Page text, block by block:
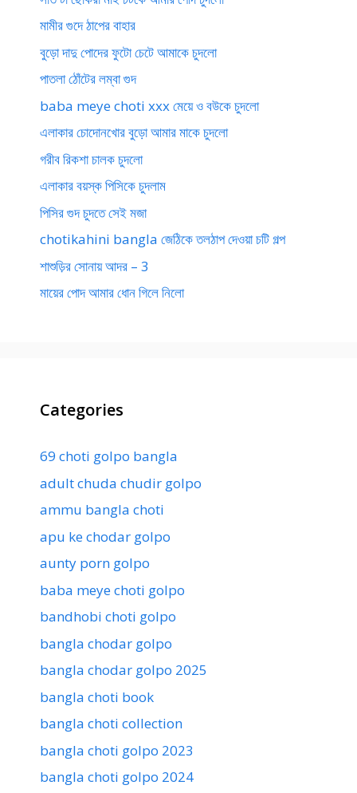
মামীর গুদে ঠাপের বাহার
বুড়ো দাদু পোদের ফুটো চেটে আমাকে চুদলো
পাতলা ঠোঁটের লম্বা গুদ
baba meye choti xxx মেয়ে ও বউকে চুদলো
এলাকার চোদোনখোর বুড়ো আমার মাকে চুদলো
গরীব রিকশা চালক চুদলো
এলাকার বয়স্ক পিসিকে চুদলাম
পিসির গুদ চুদতে সেই মজা
chotikahini bangla জেঠিকে তলঠাপ দেওয়া চটি গল্প
শাশুড়ির সোনায় আদর – 3
মায়ের পোদ আমার ধোন গিলে নিলো
Categories
69 choti golpo bangla
adult chuda chudir golpo
ammu bangla choti
apu ke chodar golpo
aunty porn golpo
baba meye choti golpo
bandhobi choti golpo
bangla chodar golpo
bangla chodar golpo 2025
bangla choti book
bangla choti collection
bangla choti golpo 2023
bangla choti golpo 2024